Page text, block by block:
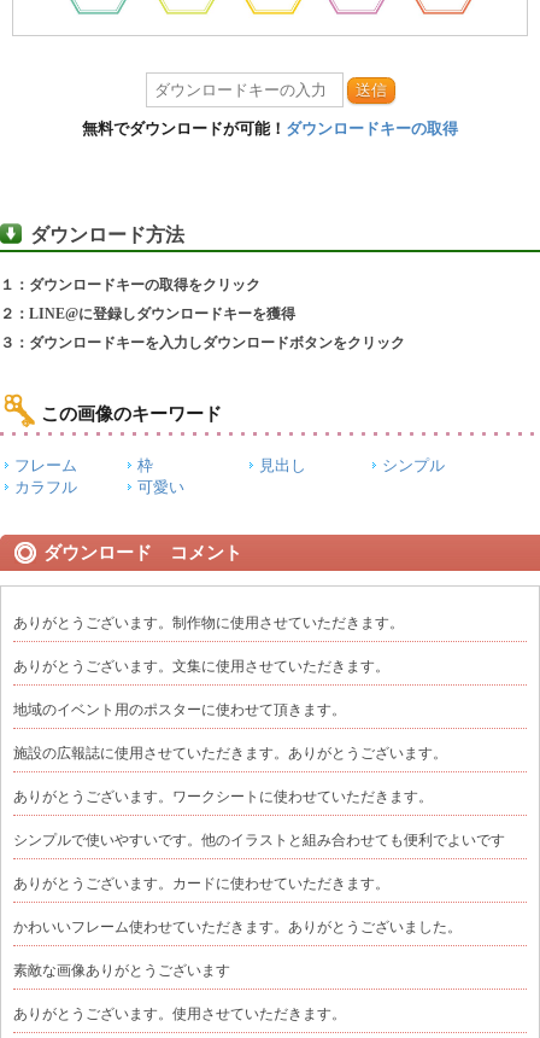
送信
無料でダウンロードが可能！ ダウンロードキーの取得
ダウンロード方法
１：ダウンロードキーの取得をクリック
２：LINE@に登録しダウンロードキーを獲得
３：ダウンロードキーを入力しダウンロードボタンをクリック
この画像のキーワード
フレーム 枠 見出し
シンプル
カラフル
可愛い
ダウンロード コメント
ありがとうございます。制作物に使用させていただきます。
ありがとうございます。文集に使用させていただきます。
地域のイベント用のポスターに使わせて頂きます。
施設の広報誌に使用させていただきます。ありがとうございます。
ありがとうございます。ワークシートに使わせていただきます。
シンプルで使いやすいです。他のイラストと組み合わせても便利でよいです
ありがとうございます。カードに使わせていただきます。
かわいいフレーム使わせていただきます。ありがとうございました。
素敵な画像ありがとうございます
ありがとうございます。使用させていただきます。